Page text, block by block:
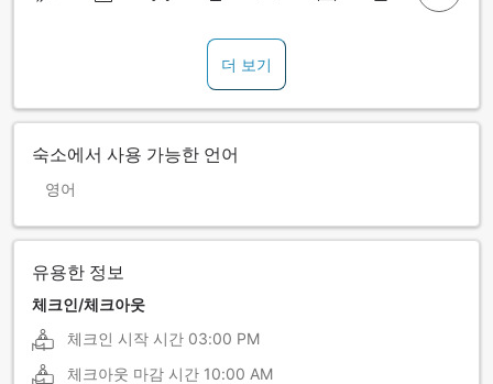
더 보기
숙소에서 사용 가능한 언어
영어
유용한 정보
체크인/체크아웃
체크인 시작 시간 03:00 PM
체크아웃 마감 시간 10:00 AM